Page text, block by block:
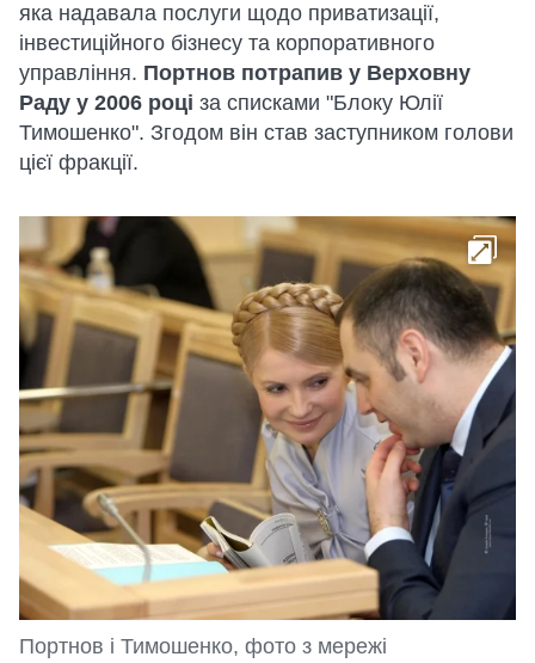
яка надавала послуги щодо приватизації,
інвестиційного бізнесу та корпоративного
управління. Портнов потрапив у Верховну
Раду у 2006 році за списками "Блоку Юлії
Тимошенко". Згодом він став заступником голови
цієї фракції.
Портнов і Тимошенко, фото з мережі